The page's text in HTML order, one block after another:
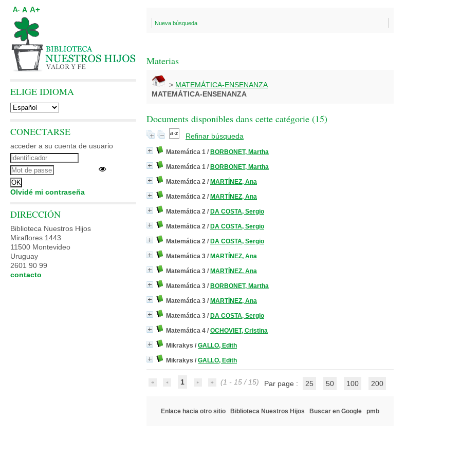
Nueva búsqueda
Materias
> MATEMÁTICA-ENSENANZA
MATEMÁTICA-ENSENANZA
Documents disponibles dans cette catégorie (15)
Refinar búsqueda
Matemática 1 / BORBONET, Martha
Matemática 1 / BORBONET, Martha
Matemática 2 / MARTÍNEZ, Ana
Matemática 2 / MARTÍNEZ, Ana
Matemática 2 / DA COSTA, Sergio
Matemática 2 / DA COSTA, Sergio
Matemática 2 / DA COSTA, Sergio
Matemática 3 / MARTÍNEZ, Ana
Matemática 3 / MARTÍNEZ, Ana
Matemática 3 / BORBONET, Martha
Matemática 3 / MARTÍNEZ, Ana
Matemática 3 / DA COSTA, Sergio
Matemática 4 / OCHOVIET, Cristina
Mikrakys / GALLO, Edith
Mikrakys / GALLO, Edith
1 (1 - 15 / 15) Par page : 25 50 100 200
Enlace hacia otro sitio Biblioteca Nuestros Hijos Buscar en Google pmb
A- A A+
ELIGE IDIOMA
CONECTARSE
acceder a su cuenta de usuario
Olvidé mi contraseña
DIRECCIÓN
Biblioteca Nuestros Hijos
Miraflores 1443
11500 Montevideo
Uruguay
2601 90 99
contacto